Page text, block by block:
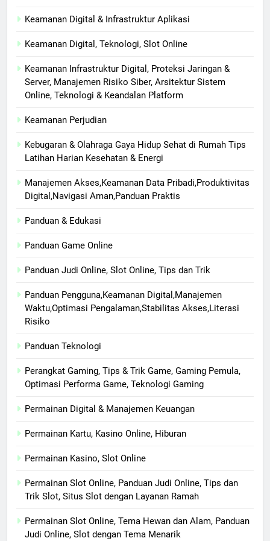
Keamanan Digital & Infrastruktur Aplikasi
Keamanan Digital, Teknologi, Slot Online
Keamanan Infrastruktur Digital, Proteksi Jaringan &
Server, Manajemen Risiko Siber, Arsitektur Sistem
Online, Teknologi & Keandalan Platform
Keamanan Perjudian
Kebugaran & Olahraga Gaya Hidup Sehat di Rumah Tips
Latihan Harian Kesehatan & Energi
Manajemen Akses,Keamanan Data Pribadi,Produktivitas
Digital,Navigasi Aman,Panduan Praktis
Panduan & Edukasi
Panduan Game Online
Panduan Judi Online, Slot Online, Tips dan Trik
Panduan Pengguna,Keamanan Digital,Manajemen
Waktu,Optimasi Pengalaman,Stabilitas Akses,Literasi
Risiko
Panduan Teknologi
Perangkat Gaming, Tips & Trik Game, Gaming Pemula,
Optimasi Performa Game, Teknologi Gaming
Permainan Digital & Manajemen Keuangan
Permainan Kartu, Kasino Online, Hiburan
Permainan Kasino, Slot Online
Permainan Slot Online, Panduan Judi Online, Tips dan
Trik Slot, Situs Slot dengan Layanan Ramah
Permainan Slot Online, Tema Hewan dan Alam, Panduan
Judi Online, Slot dengan Tema Menarik